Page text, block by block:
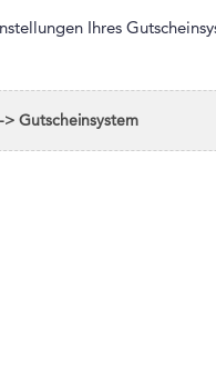
Ihres
Gutscheinsystem